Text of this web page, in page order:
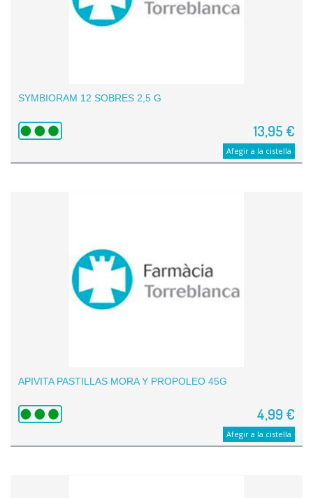
SYMBIORAM 12 SOBRES 2,5 G
13,95 €
Afegir a la cistella
APIVITA PASTILLAS MORA Y PROPOLEO 45G
4,99 €
Afegir a la cistella